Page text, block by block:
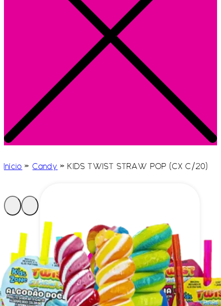
Início » Candy »KIDS TWIST STRAW POP (CX C/20)